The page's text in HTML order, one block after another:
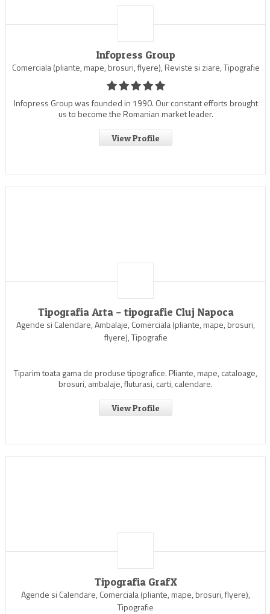
Infopress Group
Comerciala (pliante, mape, brosuri, flyere), Reviste si ziare, Tipografie
Infopress Group was founded in 1990. Our constant efforts brought
us to become the Romanian market leader.
View Profile
Tipografia Arta – tipografie Cluj Napoca
Agende si Calendare, Ambalaje, Comerciala (pliante, mape, brosuri,
flyere), Tipografie
Tiparim toata gama de produse tipografice. Pliante, mape, cataloage,
brosuri, ambalaje, fluturasi, carti, calendare.
View Profile
Tipografia GrafX
Agende si Calendare, Comerciala (pliante, mape, brosuri, flyere),
Tipografie